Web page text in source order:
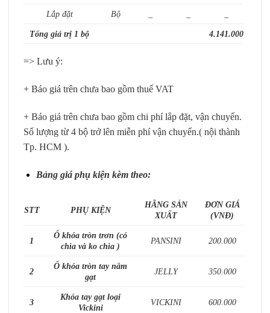
Lắp đặt Bộ
Tổng giá trị 1 bộ 4.141.000
=> Lưu ý:
+ Báo giá trên chưa bao gồm thuế VAT
+ Báo giá trên chưa bao gồm chi phí lắp đặt, vận chuyển.
Số lượng từ 4 bộ trở lên miễn phí vận chuyển.( nội thành
Tp. HCM ).
Bảng giá phụ kiện kèm theo:
STT PHỤ KIỆN
HÃNG SẢN
XUẤT
ĐƠN GIÁ
(VNĐ)
1
Ổ khóa tròn trơn (có
chìa và ko chìa )
PANSINI 200.000
2
Ổ khóa tròn tay nắm
gạt
JELLY 350.000
3
Khóa tay gạt loại
Vickini
VICKINI 600.000